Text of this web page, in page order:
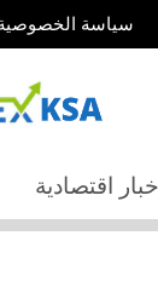
سياسة
اقتصادية